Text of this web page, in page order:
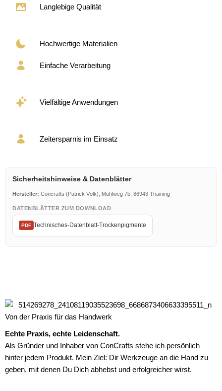
Langlebige Qualität
Hochwertige Materialien
Einfache Verarbeitung
Vielfältige Anwendungen
Zeitersparnis im Einsatz
Sicherheitshinweise & Datenblätter
Hersteller: Concrafts (Patrick Völk), Mühlweg 7b, 86943 Thaining
DATENBLÄTTER ZUM DOWNLOAD
PDF Technisches-Datenblatt-Trockenpigmente
Von der Praxis für das Handwerk
Echte Praxis, echte Leidenschaft.
Als Gründer und Inhaber von ConCrafts stehe ich persönlich
hinter jedem Produkt. Mein Ziel: Dir Werkzeuge an die Hand zu
geben, mit denen Du Dich abhebst und erfolgreicher wirst.